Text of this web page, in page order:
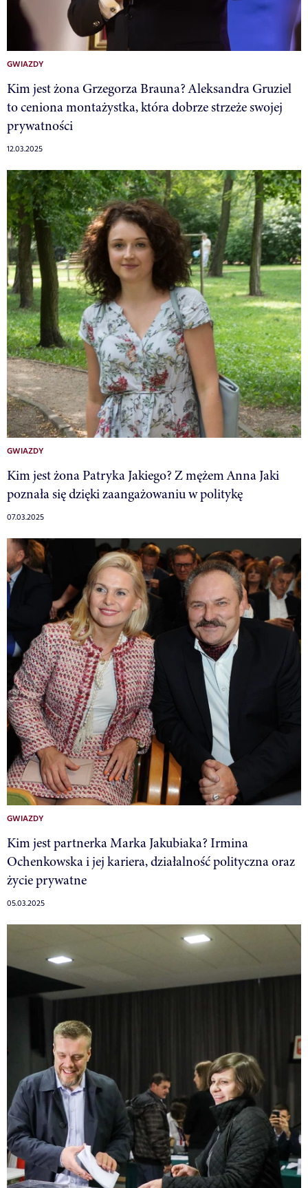
GWIAZDY
Kim jest żona Grzegorza Brauna? Aleksandra Gruziel
to ceniona montażystka, która dobrze strzeże swojej
prywatności
12.03.2025
GWIAZDY
Kim jest żona Patryka Jakiego? Z mężem Anna Jaki
poznała się dzięki zaangażowaniu w politykę
07.03.2025
GWIAZDY
Kim jest partnerka Marka Jakubiaka? Irmina
Ochenkowska i jej kariera, działalność polityczna oraz
życie prywatne
05.03.2025